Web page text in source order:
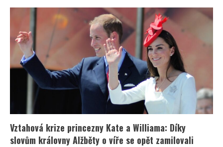
zveřejnili
fotografie
princezny
nahoře
bez.
William
se
jim
pomstil
Vztahová krize princezny Kate a Williama: Díky
slovům královny Alžběty o víře se opět zamilovali